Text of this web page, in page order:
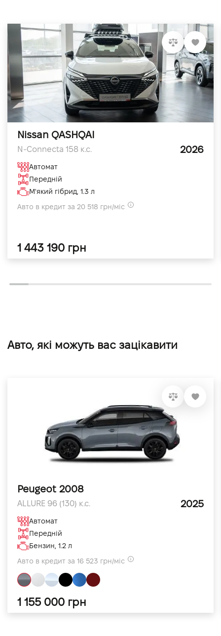
Nissan QASHQAI
N-Connecta 158 к.с. 2026
Автомат
Передній
М'який гібрид, 1.3 л
Авто в кредит за 20 518 грн/міс
1 443 190 грн
Авто, які можуть вас зацікавити
Peugeot 2008
ALLURE 96 (130) к.с. 2025
Автомат
Передній
Бензин, 1.2 л
Авто в кредит за 16 523 грн/міс
1 155 000 грн